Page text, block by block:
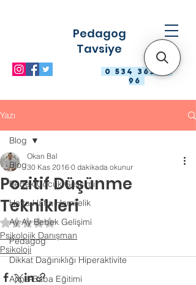
0 534 363 98
96
Pedagog
Tavsiye
Yazı
Blog
Bebek Çocuk Gelişimi
Hafta Hafta Hamilelik
Ay Ay Bebek Gelişimi
Pedagog
Dikkat Dağınıklığı Hiperaktivite
Anne-Baba Eğitimi
Blog
Pozitif Düşünme
Teknikleri
Okan Bal
30 Kas 2016 0 dakikada okunur
5 üzerinden NaN yıldız
Psikolojik Danışman
Psikoloji